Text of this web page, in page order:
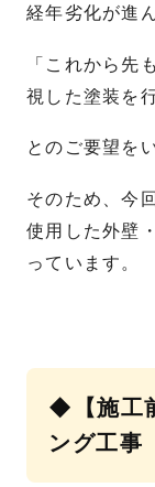
経年劣化が進
「これから先
視した塗装を
とのご要望を
そのため、今
使用した外壁
っています。
◆【施工
ング工事